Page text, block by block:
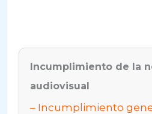
Incumplimiento de la
audiovisual
Incumplimiento